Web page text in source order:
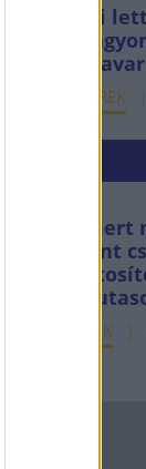
Mi
HÍREK
ment
az
HÍREK